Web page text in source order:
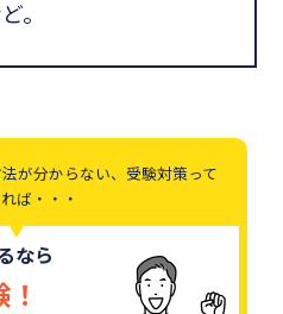
。
が分からない、受験対策って
ば・・・
なら